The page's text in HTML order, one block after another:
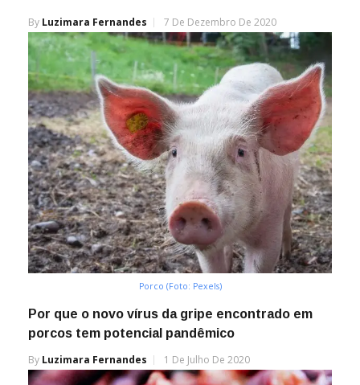
By Luzimara Fernandes 7 De Dezembro De 2020
Porco (Foto: Pexels)
Por que o novo vírus da gripe encontrado em
porcos tem potencial pandêmico
By Luzimara Fernandes 1 De Julho De 2020